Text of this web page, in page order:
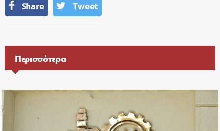
Share Tweet
Περισσότερα